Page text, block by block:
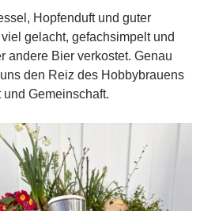
Hopfenduft und guter
gelacht, gefachsimpelt und
andere Bier verkostet. Genau
den Reiz des Hobbybrauens
Gemeinschaft.